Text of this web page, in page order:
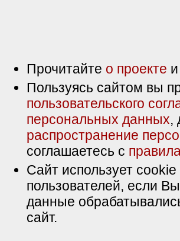
Прочитайте о проекте
Пользуясь сайтом вы
пользовательского
персональных данных,
распространение
соглашаетесь с
Сайт использует
пользователей, если
данные
сайт.